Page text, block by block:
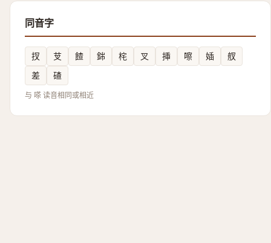
同音字
扠 芆 餷 銟 㭦 叉 挿 嚓 㛼
䑡
差
碴
与 嗏 读音相同或相近